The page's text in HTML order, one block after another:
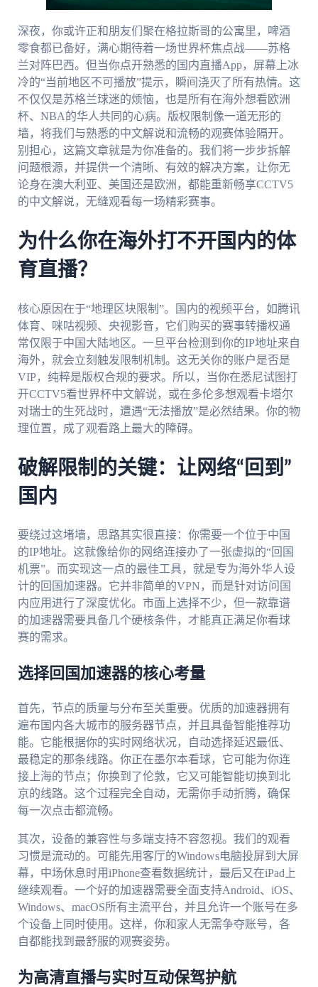
深夜，你或许正和朋友们聚在格拉斯哥的公寓里，啤酒
零食都已备好，满心期待着一场世界杯焦点战——苏格
兰对阵巴西。但当你点开熟悉的国内直播App，屏幕上冰
冷的“当前地区不可播放”提示，瞬间浇灭了所有热情。这
不仅仅是苏格兰球迷的烦恼，也是所有在海外想看欧洲
杯、NBA的华人共同的心病。版权限制像一道无形的
墙，将我们与熟悉的中文解说和流畅的观赛体验隔开。
别担心，这篇文章就是为你准备的。我们将一步步拆解
问题根源，并提供一个清晰、有效的解决方案，让你无
论身在澳大利亚、美国还是欧洲，都能重新畅享CCTV5
的中文解说，无缝观看每一场精彩赛事。
为什么你在海外打不开国内的体
育直播？
核心原因在于“地理区块限制”。国内的视频平台，如腾讯
体育、咪咕视频、央视影音，它们购买的赛事转播权通
常仅限于中国大陆地区。一旦平台检测到你的IP地址来自
海外，就会立刻触发限制机制。这无关你的账户是否是
VIP，纯粹是版权合规的要求。所以，当你在悉尼试图打
开CCTV5看世界杯中文解说，或在多伦多想观看卡塔尔
对瑞士的生死战时，遭遇“无法播放”是必然结果。你的物
理位置，成了观看路上最大的障碍。
破解限制的关键：让网络“回到”
国内
要绕过这堵墙，思路其实很直接：你需要一个位于中国
的IP地址。这就像给你的网络连接办了一张虚拟的“回国
机票”。而实现这一点的最佳工具，就是专为海外华人设
计的回国加速器。它并非简单的VPN，而是针对访问国
内应用进行了深度优化。市面上选择不少，但一款靠谱
的加速器需要具备几个硬核条件，才能真正满足你看球
赛的需求。
选择回国加速器的核心考量
首先，节点的质量与分布至关重要。优质的加速器拥有
遍布国内各大城市的服务器节点，并且具备智能推荐功
能。它能根据你的实时网络状况，自动选择延迟最低、
最稳定的那条线路。你正在墨尔本看球，它可能为你连
接上海的节点；你换到了伦敦，它又可能智能切换到北
京的线路。这个过程完全自动，无需你手动折腾，确保
每一次点击都流畅。
其次，设备的兼容性与多端支持不容忽视。我们的观看
习惯是流动的。可能先用客厅的Windows电脑投屏到大屏
幕，中场休息时用iPhone查看数据统计，最后又在iPad上
继续观看。一个好的加速器需要全面支持Android、iOS、
Windows、macOS所有主流平台，并且允许一个账号在多
个设备上同时使用。这样，你和家人无需争夺账号，各
自都能找到最舒服的观赛姿势。
为高清直播与实时互动保驾护航